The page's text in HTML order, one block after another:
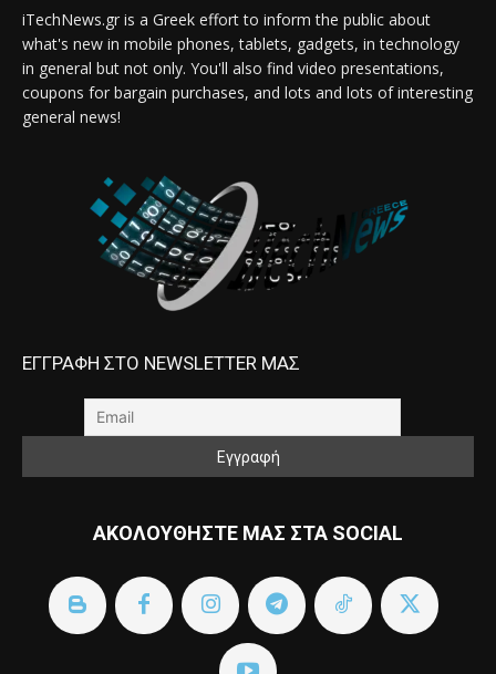
iTechNews.gr is a Greek effort to inform the public about
what's new in mobile phones, tablets, gadgets, in technology
in general but not only. You'll also find video presentations,
coupons for bargain purchases, and lots and lots of interesting
general news!
ΕΓΓΡΑΦΗ ΣΤΟ NEWSLETTER ΜΑΣ
ΑΚΟΛΟΥΘΗΣΤΕ ΜΑΣ ΣΤΑ SOCIAL